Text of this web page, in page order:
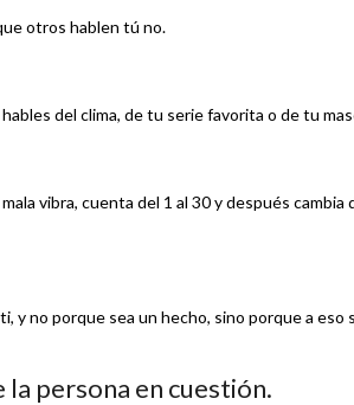
otros hablen tú no.
del clima, de tu serie favorita o de tu
vibra, cuenta del 1 al 30 y después
y no porque sea un hecho, sino porque a eso
persona en cuestión.